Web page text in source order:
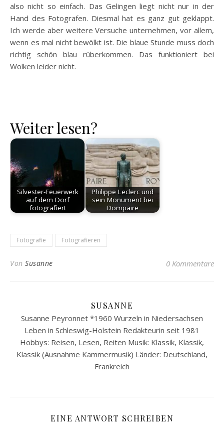
also nicht so einfach. Das Gelingen liegt nicht nur in der
Hand des Fotografen. Diesmal hat es ganz gut geklappt.
Ich werde aber weitere Versuche unternehmen, vor allem,
wenn es mal nicht bewölkt ist. Die blaue Stunde muss doch
richtig schön blau rüberkommen. Das funktioniert bei
Wolken leider nicht.
Weiter lesen?
Silvester-Feuerwerk
auf dem Dorf
fotografiert
Philippe Leclerc und
sein Monument bei
Dompaire
Fotografie Fotografieren
Von Susanne 0 Kommentare
SUSANNE
Susanne Peyronnet *1960 Wurzeln in Niedersachsen
Leben in Schleswig-Holstein Redakteurin seit 1981
Hobbys: Reisen, Lesen, Reiten Musik: Klassik, Klassik,
Klassik (Ausnahme Kammermusik) Länder: Deutschland,
Frankreich
EINE ANTWORT SCHREIBEN